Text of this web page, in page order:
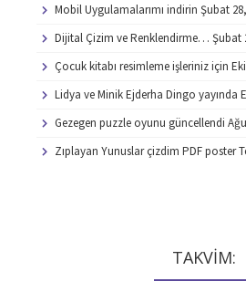
Mobil Uygulamalarımı indirin Şubat
Dijital Çizim ve Renklendirme… Şubat
Çocuk kitabı resimleme işleriniz için
Lidya ve Minik Ejderha Dingo yayında
Gezegen puzzle oyunu güncellendi
Zıplayan Yunuslar çizdim PDF poster
TAKVİM: